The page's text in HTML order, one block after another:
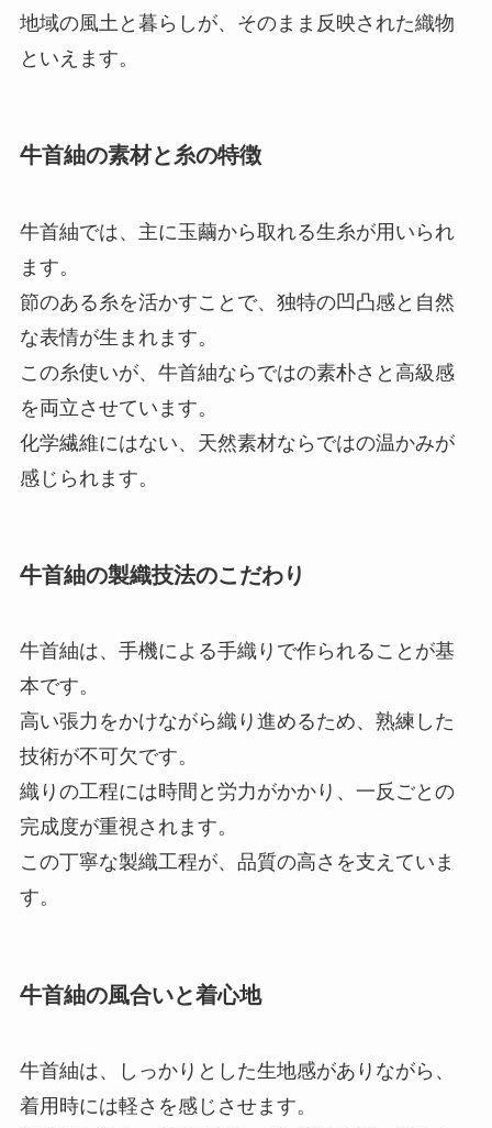
地域の風土と暮らしが、そのまま反映された織物
といえます。
牛首紬の素材と糸の特徴
牛首紬では、主に玉繭から取れる生糸が用いられ
ます。
節のある糸を活かすことで、独特の凹凸感と自然
な表情が生まれます。
この糸使いが、牛首紬ならではの素朴さと高級感
を両立させています。
化学繊維にはない、天然素材ならではの温かみが
感じられます。
牛首紬の製織技法のこだわり
牛首紬は、手機による手織りで作られることが基
本です。
高い張力をかけながら織り進めるため、熟練した
技術が不可欠です。
織りの工程には時間と労力がかかり、一反ごとの
完成度が重視されます。
この丁寧な製織工程が、品質の高さを支えていま
す。
牛首紬の風合いと着心地
牛首紬は、しっかりとした生地感がありながら、
着用時には軽さを感じさせます。